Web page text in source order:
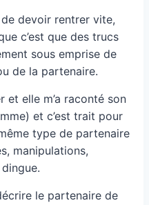
de devoir rentrer vite,
c’est que des trucs
sous emprise de
de la partenaire.
et elle m’a raconté son
et c’est trait pour
type de partenaire
manipulations,
le partenaire de